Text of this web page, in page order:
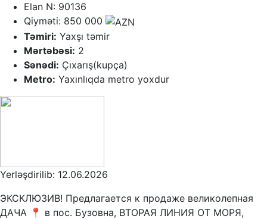
Elan N: 90136
Qiyməti: 850 000
Təmiri: Yaxşı təmir
Mərtəbəsi: 2
Sənədi: Çıxarış(kupça)
Metro: Yaxınlıqda metro yoxdur
Yerləşdirilib: 12.06.2026
ЭКСКЛЮЗИВ! Предлагается к продаже великолепная
ДАЧА 📍 в пос. Бузовна, ВТОРАЯ ЛИНИЯ ОТ МОРЯ,